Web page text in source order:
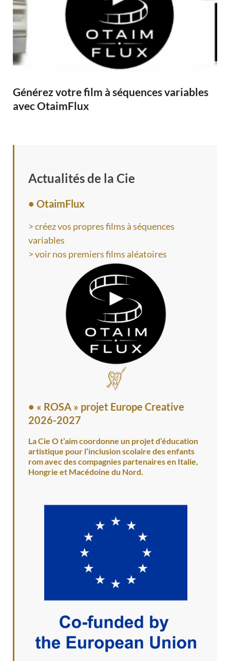
Générez votre film à séquences variables
avec OtaimFlux
Actualités de la Cie
• OtaimFlux
> créez vos propres films à séquences
variables
> voir nos premiers films aléatoires
• « ROSA » projet Europe Creative
2026-2027
La Cie O t’aim coordonne un projet d’éducation
artistique pour l’inclusion scolaire des enfants
rom avec des compagnies partenaires en Italie,
Hongrie et Macédoine du Nord.